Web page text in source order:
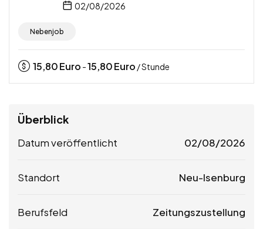
02/08/2026
Nebenjob
15,80Euro -15,80Euro / Stunde
Überblick
Datum veröffentlicht 02/08/2026
Standort Neu-Isenburg
Berufsfeld Zeitungszustellung